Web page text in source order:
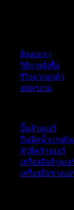
ติดต่อเรา
วิธีการสั่งซื้อ
รีวิวจากลูกค้า
สมัครงาน
ปั๊มล้างแอร์
ปืนฉีดน้ำเเรงดัน
หัวฉีดล้างแอร์
เครื่องมือล้างแ
เครื่องมือช่างแอ